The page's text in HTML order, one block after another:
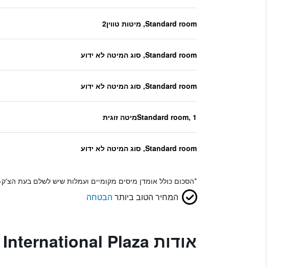
Standard room, מיטות טווין2
Standard room, סוג המיטה לא ידוע
Standard room, סוג המיטה לא ידוע
Standard room, 1מיטה זוגית
Standard room, סוג המיטה לא ידוע
*הסכום כולל אומדן מיסים מקומיים ועמלות שיש לשלם בעת
המחיר הטוב ביותר הבטחה
אודות Kaohsiung International Plaza